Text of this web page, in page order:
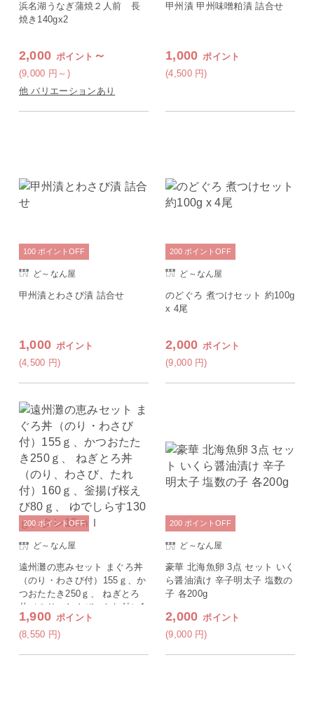
浜名湖うなぎ蒲焼２人前 長
焼き140gx2
2,000 ポイント ～
(9,000 円 ～)
他 バリエーションあり
甲州漬 甲州味噌粕漬 詰合せ
1,000 ポイント
(4,500 円)
ど～なん屋
甲州漬とわさび漬 詰合せ
1,000 ポイント
(4,500 円)
100 ポイント OFF
ど～なん屋
のどぐろ 煮つけセット 約100g
x 4尾
2,000 ポイント
(9,000 円)
200 ポイント OFF
ど～なん屋
遠州灘の恵みセット まぐろ丼
（のり・わさび付）155ｇ、か
つおたたき250ｇ、 ねぎとろ
丼（のり、わさび、たれ付）1
60ｇ、釡揚げ桜えび80ｇ、 ゆ
でしらす130ｇ、タレ10ｍｌ
1,900 ポイント
(8,550 円)
200 ポイント OFF
ど～なん屋
豪華 北海魚卵 3点 セット いく
ら醤油漬け 辛子明太子 塩数の
子 各200g
2,000 ポイント
(9,000 円)
200 ポイント OFF